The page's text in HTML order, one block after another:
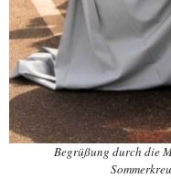
Begrüßung durch die